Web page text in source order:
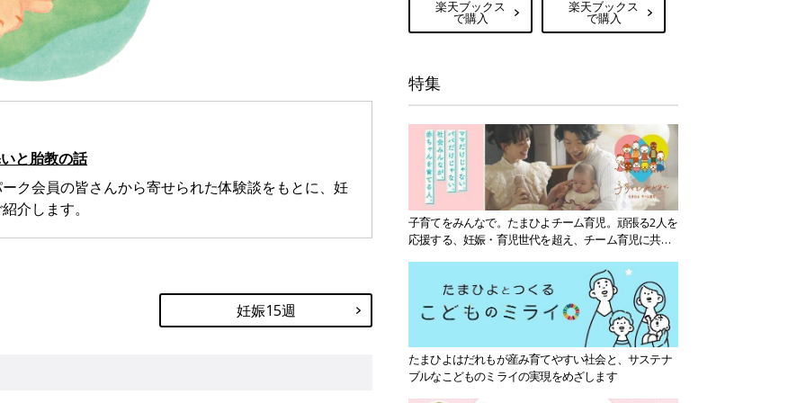
と胎教の話
ク会員の皆さんから寄せられた体験談をもとに、妊
介します。
妊娠15週
楽天ブックス
で購入
楽天ブックス
で購入
特集
子育てをみんなで。たまひよチーム育児。頑張る2人を
応援する、妊娠・育児世代を超え、チーム育児に共感
たまひよはだれもが産み育てやすい社会と、サステナ
ブルなこどものミライの実現をめざします